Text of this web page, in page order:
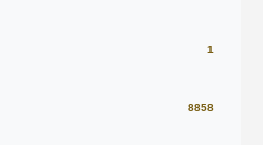
1
8858